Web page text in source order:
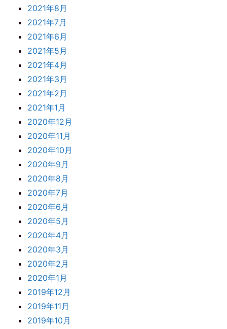
2021年8月
2021年7月
2021年6月
2021年5月
2021年4月
2021年3月
2021年2月
2021年1月
2020年12月
2020年11月
2020年10月
2020年9月
2020年8月
2020年7月
2020年6月
2020年5月
2020年4月
2020年3月
2020年2月
2020年1月
2019年12月
2019年11月
2019年10月